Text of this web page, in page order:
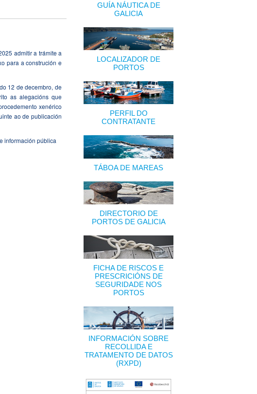
GUÍA NÁUTICA DE
GALICIA
LOCALIZADOR DE
PORTOS
PERFIL DO
CONTRATANTE
TÁBOA DE MAREAS
DIRECTORIO DE
PORTOS DE GALICIA
FICHA DE RISCOS E
PRESCRICIÓNS DE
SEGURIDADE NOS
PORTOS
INFORMACIÓN SOBRE
RECOLLIDA E
TRATAMENTO DE DATOS
(RXPD)
admitir a trámite a
para a construción e
12 de decembro, de
as alegacións que
xenérico
ao de publicación
información pública